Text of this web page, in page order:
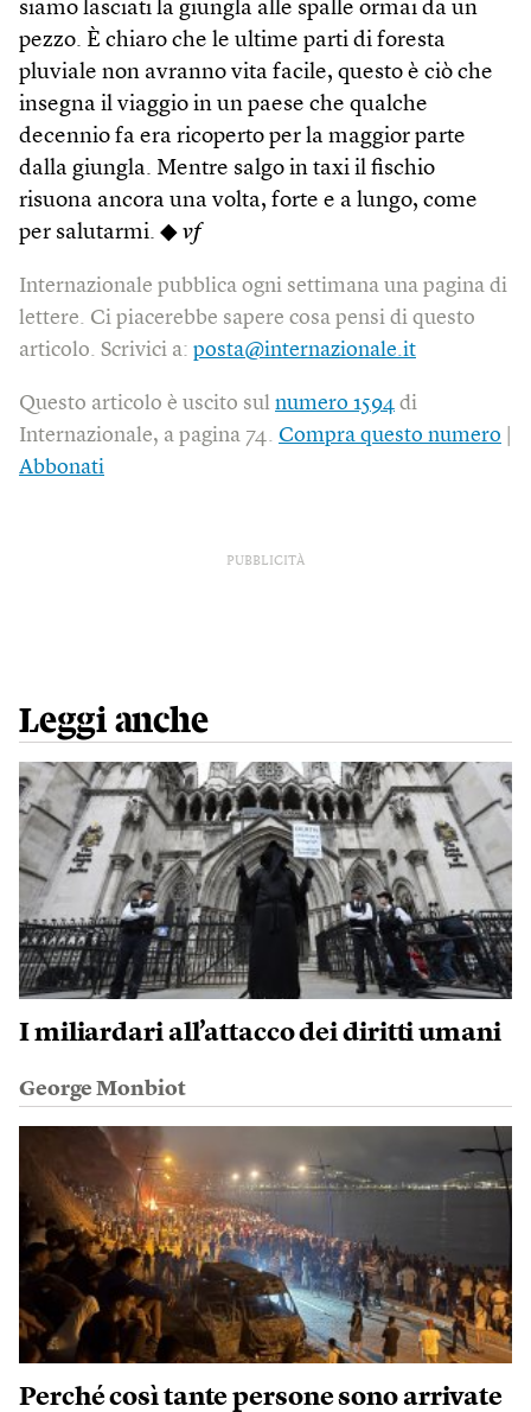
siamo lasciati la giungla alle spalle ormai da un
pezzo. È chiaro che le ultime parti di foresta
pluviale non avranno vita facile, questo è ciò che
insegna il viaggio in un paese che qualche
decennio fa era ricoperto per la maggior parte
dalla giungla. Mentre salgo in taxi il fischio
risuona ancora una volta, forte e a lungo, come
per salutarmi. ◆ vf
Internazionale pubblica ogni settimana una pagina di
lettere. Ci piacerebbe sapere cosa pensi di questo
articolo. Scrivici a: posta@internazionale.it
Questo articolo è uscito sul numero 1594 di
Internazionale, a pagina 74. Compra questo numero
Abbonati
PUBBLICITÀ
Leggi anche
I miliardari all’attacco dei diritti umani
George Monbiot
Perché così tante persone sono arrivate